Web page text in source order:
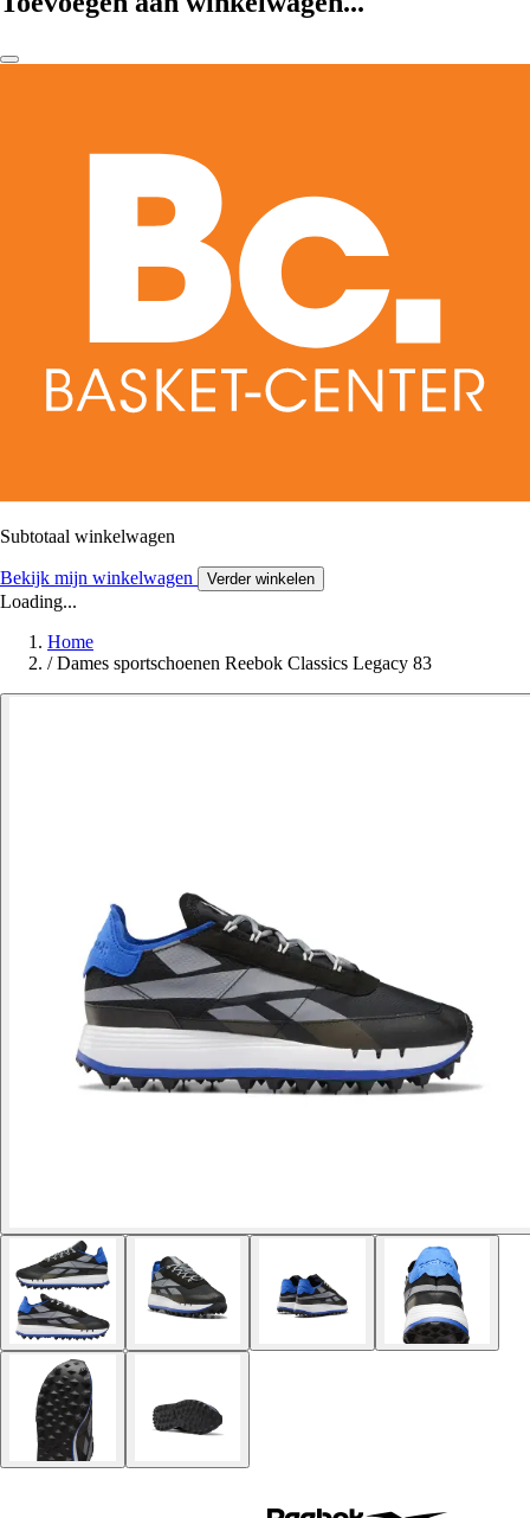
Subtotaal winkelwagen
Bekijk mijn winkelwagen Verder winkelen
Loading...
Home
/ Dames sportschoenen Reebok Classics Legacy 83